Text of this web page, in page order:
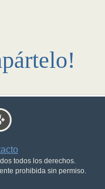
todos los derechos.
prohibida sin permiso.